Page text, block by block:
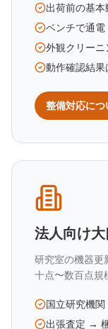
出荷前の基
ベンチで通
外観クリーニ
動作確認結
整備対応に
法人向け
研究室の機器更
十点〜数百点規
国立研究機
出張査定 →